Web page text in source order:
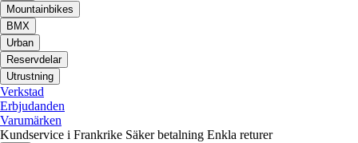
Mountainbikes
BMX
Urban
Reservdelar
Utrustning
Verkstad
Erbjudanden
Varumärken
Kundservice i Frankrike Säker betalning Enkla returer